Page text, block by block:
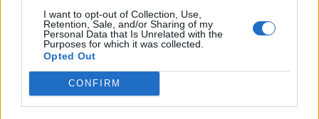
I want to opt-out of Collection, Use,
Retention, Sale, and/or Sharing of my
Personal Data that Is Unrelated with the
Purposes for which it was collected.
Opted Out
CONFIRM
A világ legismertebb ruhái